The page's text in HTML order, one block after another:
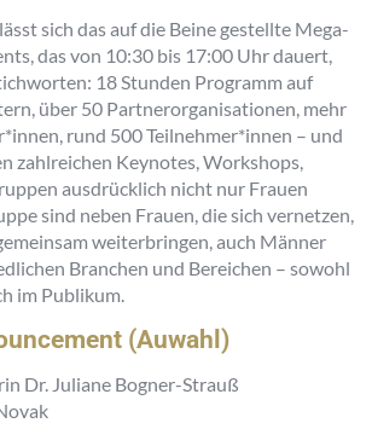
sich das auf die Beine gestellte Mega-
das von 10:30 bis 17:00 Uhr dauert,
18 Stunden Programm auf
über 50 Partnerorganisationen, mehr
rund 500 Teilnehmer*innen – und
zahlreichen Keynotes, Workshops,
ausdrücklich nicht nur Frauen
sind neben Frauen, die sich vernetzen,
weiterbringen, auch Männer
Branchen und Bereichen – sowohl
im Publikum.
(Auwahl)
Dr. Juliane Bogner-Strauß